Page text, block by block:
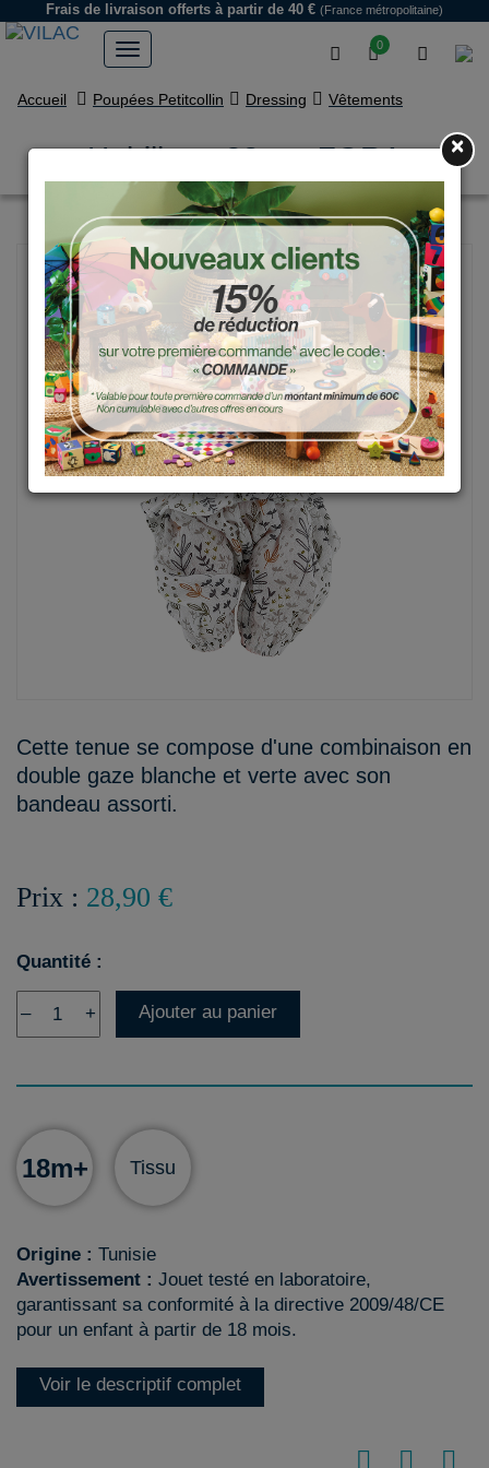
0
Frais de livraison offerts à partir de 40 € (France métropolitaine)
Accueil Poupées Petitcollin Dressing Vêtements
Habillage 28 cm ZORA
Cette tenue se compose d'une combinaison en
double gaze blanche et verte avec son
bandeau assorti.
Prix : 28,90 €
Quantité :
– + Ajouter au panier
18m+ Tissu
Origine : Tunisie
Avertissement : Jouet testé en laboratoire,
garantissant sa conformité à la directive 2009/48/CE
pour un enfant à partir de 18 mois.
Voir le descriptif complet
×